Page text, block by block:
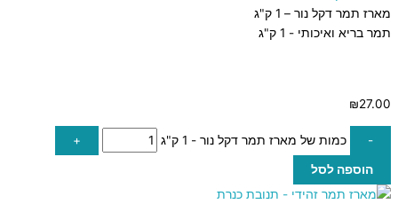
מארז תמר דקל נור – 1 ק"ג
תמר בריא ואיכותי - 1 ק"ג
₪27.00
- כמות של מארז תמר דקל נור - 1 ק"ג +
הוספה לסל